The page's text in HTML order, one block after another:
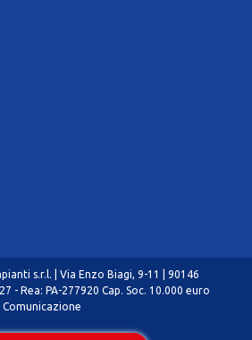
s.r.l. | Via Enzo Biagi, 9-11 | 90146
- Rea: PA-277920 Cap. Soc. 10.000 euro